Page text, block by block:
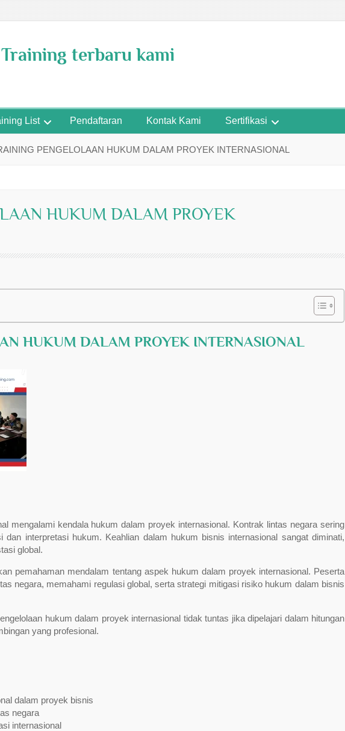
terbaru kami
List Pendaftaran Kontak Kami Sertifikasi
PENGELOLAAN HUKUM DALAM PROYEK INTERNASIONAL
HUKUM DALAM PROYEK
HUKUM DALAM PROYEK INTERNASIONAL
mengalami kendala hukum dalam proyek internasional. Kontrak lintas negara sering
dan interpretasi hukum. Keahlian dalam hukum bisnis internasional sangat diminati,
global.
pemahaman mendalam tentang aspek hukum dalam proyek internasional. Peserta
negara, memahami regulasi global, serta strategi mitigasi risiko hukum dalam bisnis
hukum dalam proyek internasional tidak tuntas jika dipelajari dalam hitungan
yang profesional.
dalam proyek bisnis
negara
internasional